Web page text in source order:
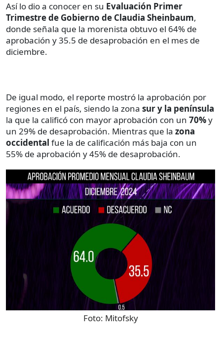
Así lo dio a conocer en su Evaluación Primer
Trimestre de Gobierno de Claudia Sheinbaum,
donde señala que la morenista obtuvo el 64% de
aprobación y 35.5 de desaprobación en el mes de
diciembre.
De igual modo, el reporte mostró la aprobación por
regiones en el país, siendo la zona sur y la península
la que la calificó con mayor aprobación con un 70%y
un 29% de desaprobación. Mientras que la zona
occidental fue la de calificación más baja con un
55% de aprobación y 45% de desaprobación.
Foto: Mitofsky